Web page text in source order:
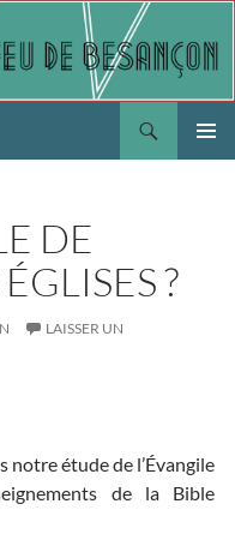
DE
?
LAISSER UN
notre étude de l’Évangile
de la Bible